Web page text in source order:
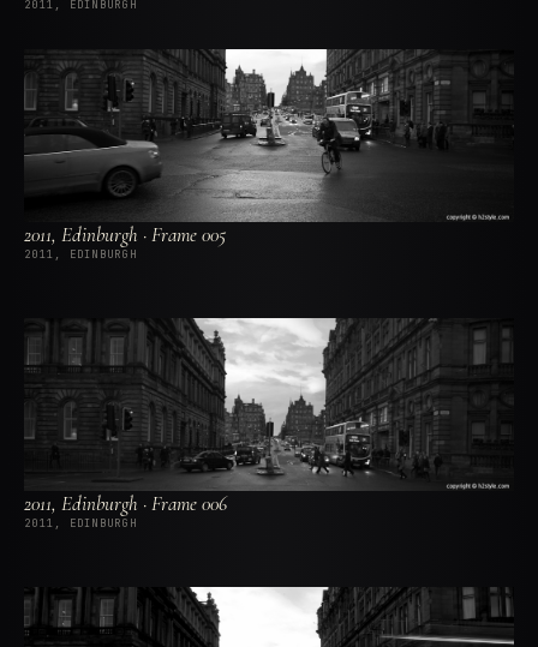
2011, EDINBURGH
2011, Edinburgh · Frame 005
2011, EDINBURGH
2011, Edinburgh · Frame 006
2011, EDINBURGH